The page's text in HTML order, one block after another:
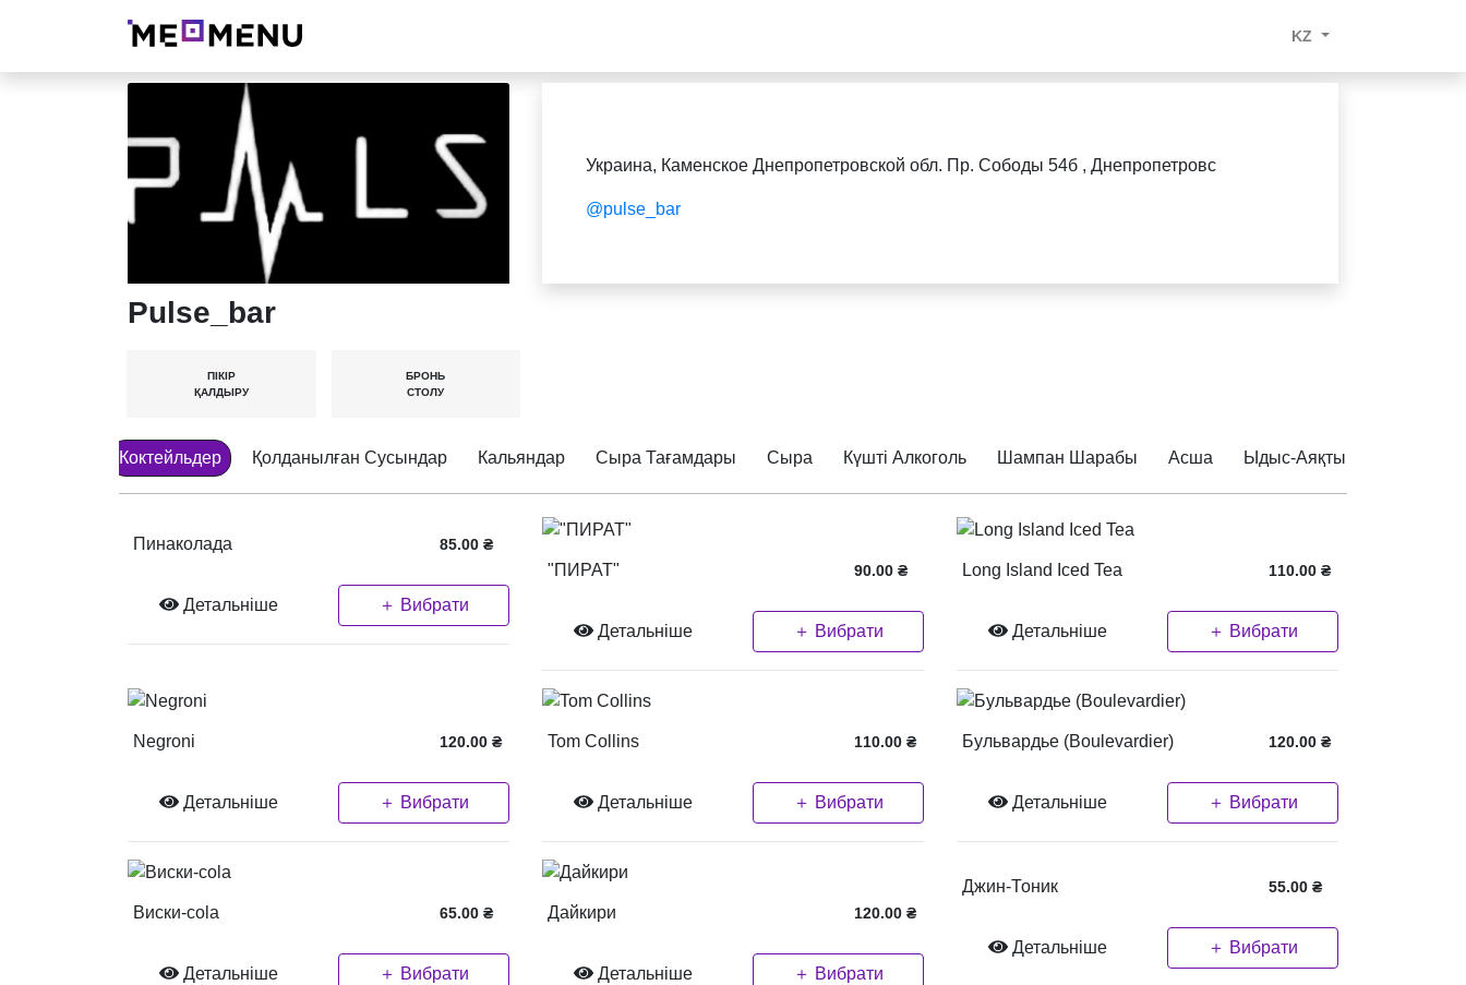
KZ
Украина, Каменское Днепропетровской обл. Пр. Сободы 54б , Днепропетровс
@pulse_bar
Pulse_bar
ПІКІР
ҚАЛДЫРУ
БРОНЬ
СТОЛУ
Коктейльдер Қолданылған Сусындар Кальяндар Сыра Тағамдары Сыра Күшті Алкоголь Шампан Шарабы Асша Ыдыс-Аяқтың Сынуы
Пинаколада 85.00 ₴
Детальніше ＋ Вибрати
"ПИРАТ" 90.00 ₴
Детальніше ＋ Вибрати
Long Island Iced Tea 110.00 ₴
Детальніше ＋ Вибрати
Negroni 120.00 ₴
Детальніше ＋ Вибрати
Tom Collins 110.00 ₴
Детальніше ＋ Вибрати
Бульвардье (Boulevardier) 120.00 ₴
Детальніше ＋ Вибрати
Виски-cola 65.00 ₴
Детальніше ＋ Вибрати
Дайкири 120.00 ₴
Детальніше ＋ Вибрати
Джин-Тоник 55.00 ₴
Детальніше ＋ Вибрати